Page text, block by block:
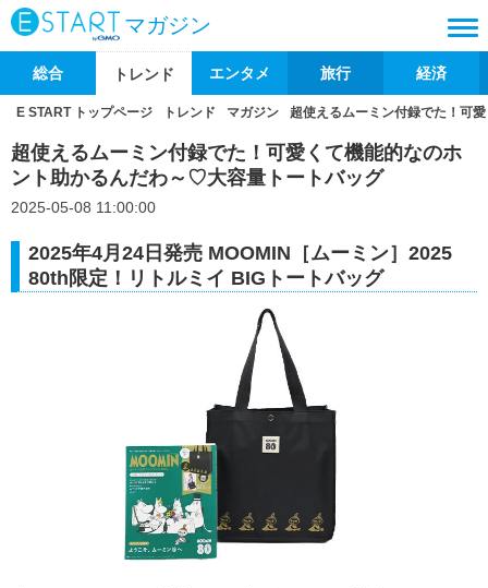
マガジン
総合 トレンド エンタメ 旅行 経済
E START トップページ トレンド マガジン 超使えるムーミン付録でた！可
超使えるムーミン付録でた！可愛くて機能的なのホ
ント助かるんだわ～♡大容量トートバッグ
2025-05-08 11:00:00
2025年4月24日発売 MOOMIN［ムーミン］2025
80th限定！リトルミイ BIGトートバッグ